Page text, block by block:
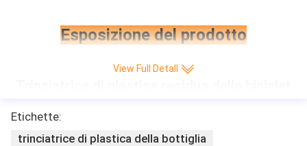
Esposizione del prodotto
View Full Detall
Etichette:
trinciatrice di plastica della bottiglia